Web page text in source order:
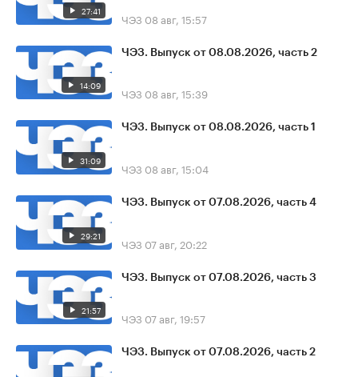
27:41 ЧЭЗ 08 авг, 15:57
14:09
ЧЭЗ. Выпуск от 08.08.2026, часть 2
ЧЭЗ 08 авг, 15:39
31:09
ЧЭЗ. Выпуск от 08.08.2026, часть 1
ЧЭЗ 08 авг, 15:04
29:21
ЧЭЗ. Выпуск от 07.08.2026, часть 4
ЧЭЗ 07 авг, 20:22
21:57
ЧЭЗ. Выпуск от 07.08.2026, часть 3
ЧЭЗ 07 авг, 19:57
ЧЭЗ. Выпуск от 07.08.2026, часть 2